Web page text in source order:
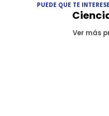
PUEDE QUE TE
Ver más